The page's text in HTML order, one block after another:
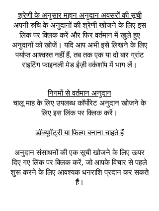
श्रेणी के अनुसार महान अनुदान अवसरों की सूची
अपनी रुचि के अनुदानों की श्रेणी खोजने के लिए इस
लिंक पर क्लिक करें और फिर वर्तमान में खुले हुए
अनुदानों को खोजें। यदि आप अभी इसे लिखने के लिए
पर्याप्त आश्वस्त नहीं हैं, तब तक एक या दो बार ग्रांट
राइटिंग फाइनली मेड ईज़ी वर्कशॉप में भाग लें।
निगमों से वर्तमान अनुदान
चालू माह के लिए उपलब्ध कॉर्पोरेट अनुदान खोजने के
लिए इस लिंक पर क्लिक करें।
डॉक्यूमेंट्री या फिल्म बनाना चाहते हैं
अनुदान संसाधनों की एक सूची खोजने के लिए ऊपर
दिए गए लिंक पर क्लिक करें, जो आपके विचार से पहले
शुरू करने के लिए आवश्यक धनराशि प्रदान कर सकते
हैं।